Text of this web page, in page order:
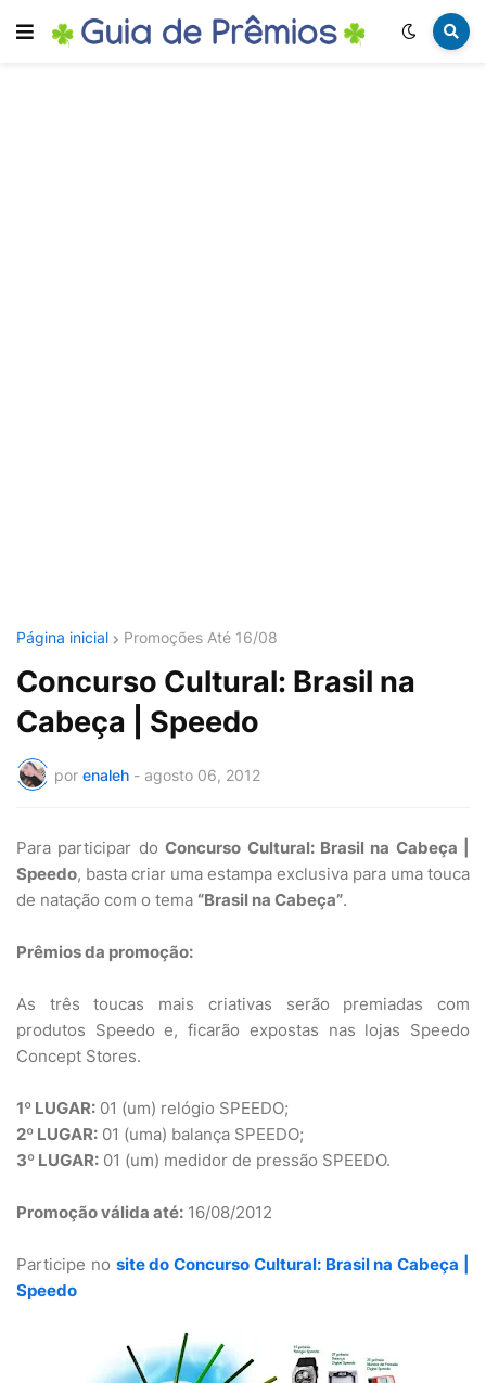
Página inicial Promoções Até 16/08
Concurso Cultural: Brasil na
Cabeça | Speedo
por enaleh - agosto 06, 2012
Para participar doConcurso Cultural: Brasil na Cabeça |
Speedo, basta criar uma estampa exclusiva para uma touca
de natação com o tema “Brasil na Cabeça”.
Prêmios da promoção:
As três toucas mais criativas serão premiadas com
produtos Speedo e, ficarão expostas nas lojas Speedo
Concept Stores.
1º LUGAR: 01 (um) relógio SPEEDO;
2º LUGAR: 01 (uma) balança SPEEDO;
3º LUGAR: 01 (um) medidor de pressão SPEEDO.
Promoção válida até: 16/08/2012
Participe no site do Concurso Cultural: Brasil na Cabeça |
Speedo